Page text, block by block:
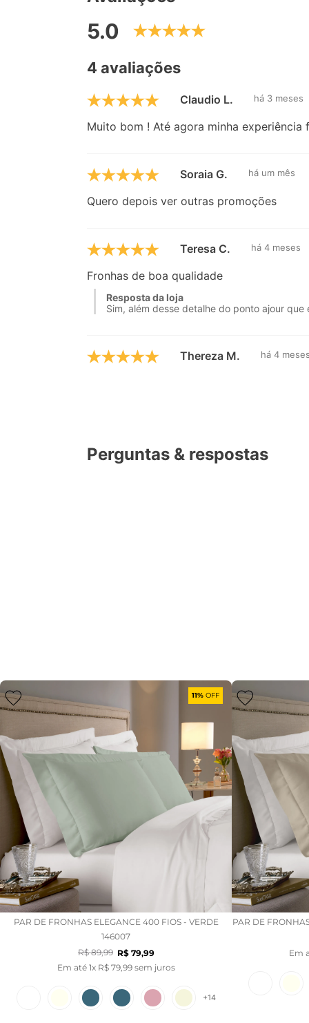
5.0
4 avaliações
Claudio L. há 3 meses
Muito bom ! Até agora minha
Soraia G. há um mês
Quero depois ver outras promoções
Teresa C. há 4 meses
Fronhas de boa qualidade
Resposta da loja
Sim, além desse detalhe do ponto ajour que
Thereza M. há 4 meses
Perguntas & respostas
11% OFF
PAR DE FRONHAS ELEGANCE 400 FIOS - VERDE
146007
R$ 89,99 R$ 79,99
Em até 1x R$ 79, 99sem juros
+14
PAR DE
Em